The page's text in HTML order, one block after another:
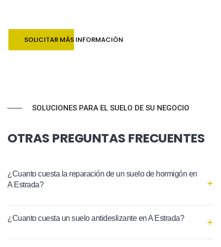
SOLICITAR MÁS INFORMACIÓN
SOLUCIONES PARA EL SUELO DE SU NEGOCIO
OTRAS PREGUNTAS FRECUENTES
¿Cuanto cuesta la reparación de un suelo de hormigón en
A Estrada?
¿Cuanto cuesta un suelo antideslizante en A Estrada?